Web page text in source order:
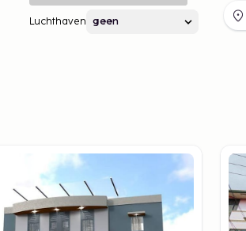
Luchthaven